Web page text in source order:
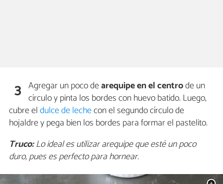
3 Agregar un poco dearequipe en el centrode un
círculo y pinta los bordes con huevo batido. Luego,
cubre eldulce de lechecon el segundo círculo de
hojaldre y pega bien los bordes para formar el pastelito.
Truco:Lo ideal es utilizar arequipe que esté un poco
duro, pues es perfecto para hornear.